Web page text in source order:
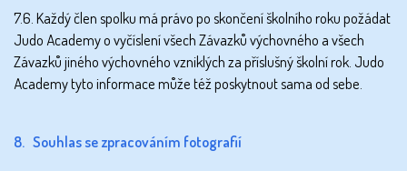
7.6. Každý člen spolku má právo po skončení školního roku požádat
Judo Academy o vyčíslení všech Závazků výchovného a všech
Závazků jiného výchovného vzniklých za příslušný školní rok. Judo
Academy tyto informace může též poskytnout sama od sebe.
8. Souhlas se zpracováním fotografií